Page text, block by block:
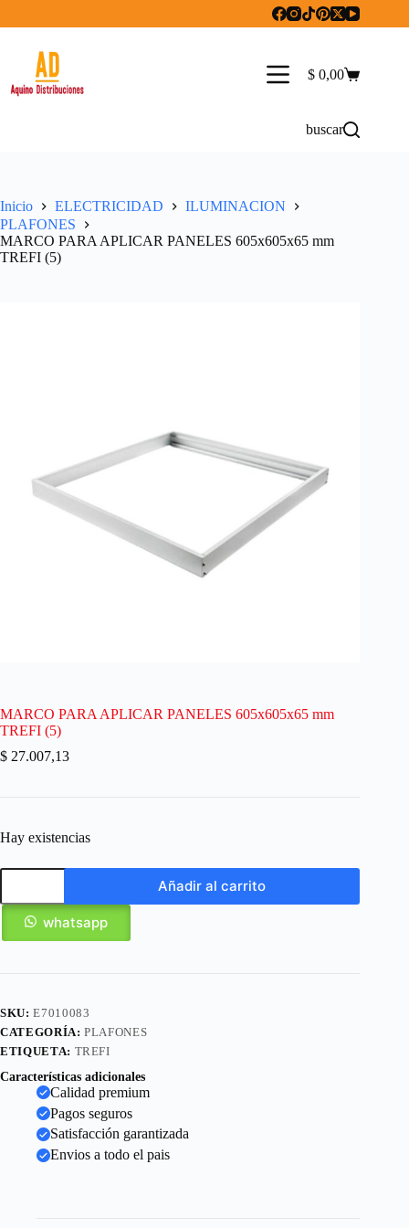
Carro
$ 0,00
buscar
Inicio ELECTRICIDAD
ILUMINACION
PLAFONES
MARCO PARA APLICAR PANELES 605x605x65 mm
TREFI (5)
MARCO PARA APLICAR PANELES 605x605x65 mm
TREFI (5)
$ 27.007,13
Hay existencias
Añadir al carrito
whatsapp
SKU:E7010083
CATEGORÍA:PLAFONES
ETIQUETA: TREFI
Características adicionales
Calidad premium
Pagos seguros
Satisfacción garantizada
Envios a todo el pais